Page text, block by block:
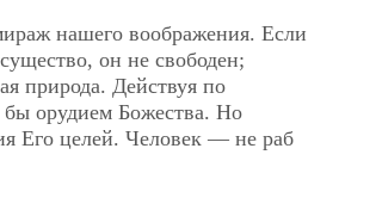
нашего воображения. Если
он не свободен;
природа. Действуя по
орудием Божества. Но
Его целей. Человек — не раб